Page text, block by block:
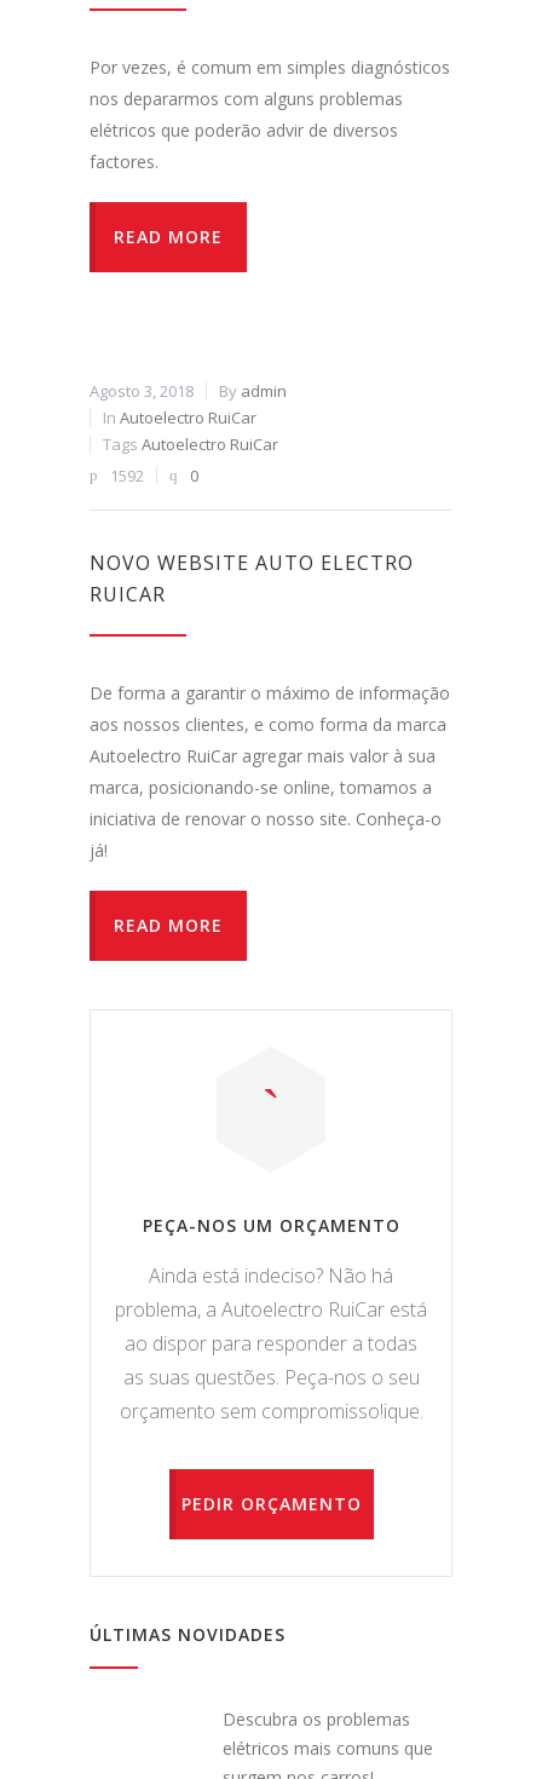
Por vezes, é comum em simples diagnósticos
nos depararmos com alguns problemas
elétricos que poderão advir de diversos
factores.
READ MORE
Agosto 3, 2018 By admin
In Autoelectro RuiCar
Tags Autoelectro RuiCar
1592
0
NOVO WEBSITE AUTO ELECTRO
RUICAR
De forma a garantir o máximo de informação
aos nossos clientes, e como forma da marca
Autoelectro RuiCar agregar mais valor à sua
marca, posicionando-se online, tomamos a
iniciativa de renovar o nosso site. Conheça-o
já!
READ MORE
PEÇA-NOS UM ORÇAMENTO
Ainda está indeciso? Não há
problema, a Autoelectro RuiCar está
ao dispor para responder a todas
as suas questões. Peça-nos o seu
orçamento sem compromisso!ique.
PEDIR ORÇAMENTO
ÚLTIMAS NOVIDADES
Descubra os problemas
elétricos mais comuns que